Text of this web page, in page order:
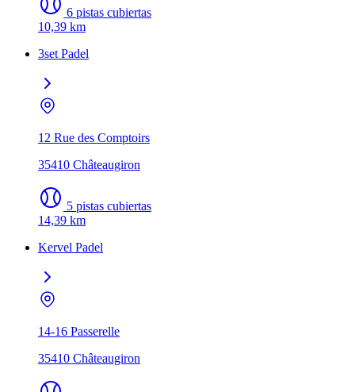
6 pistas cubiertas
10,39 km
3set Padel
12 Rue des Comptoirs
35410 Châteaugiron
5 pistas cubiertas
14,39 km
Kervel Padel
14-16 Passerelle
35410 Châteaugiron